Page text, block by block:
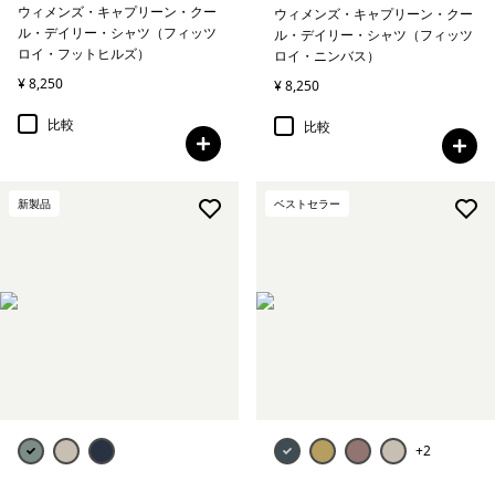
ウィメンズ・キャプリーン・クー
ル・デイリー・シャツ（フィッツ
ロイ・フットヒルズ）
¥ 8,250
比較
ウィメンズ・キャプリーン・クー
ル・デイリー・シャツ（フィッツ
ロイ・ニンバス）
¥ 8,250
比較
新製品 ベストセラー
+2